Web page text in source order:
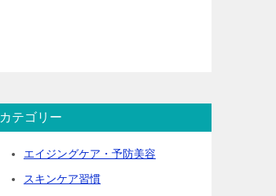
カテゴリー
エイジングケア・予防美容
スキンケア習慣